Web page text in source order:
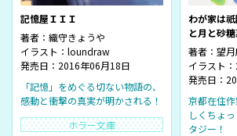
記憶屋ＩＩＩ
著者： 織守きょうや
イラスト： loundraw
発売日：2016年06月18日
「記憶」をめぐる切ない物語の、
感動と衝撃の真実が明かされる！
ホラー文庫
わが家は
と月と砂
著者： 望
イラスト：
発売日：
京都在住
しくちょ
タジー！